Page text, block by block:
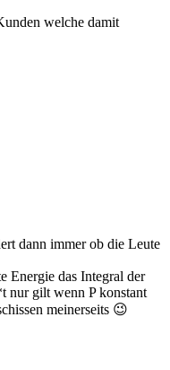
welche damit
dann immer ob die Leute
Energie das Integral der
nur gilt wenn P konstant
meinerseits 😉